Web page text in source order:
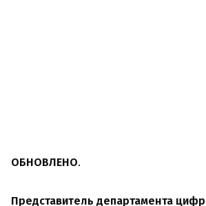
ОБНОВЛЕНО.
Представитель департамента